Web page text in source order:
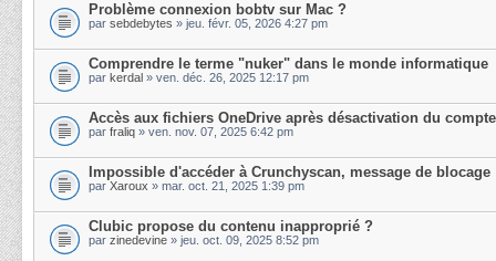
Problème connexion bobtv sur Mac ?
par sebdebytes » jeu. févr. 05, 2026 4:27 pm
Comprendre le terme "nuker" dans le monde informatique
par kerdal » ven. déc. 26, 2025 12:17 pm
Accès aux fichiers OneDrive après désactivation du compte
par fraliq » ven. nov. 07, 2025 6:42 pm
Impossible d'accéder à Crunchyscan, message de blocage
par Xaroux » mar. oct. 21, 2025 1:39 pm
Clubic propose du contenu inapproprié ?
par zinedevine » jeu. oct. 09, 2025 8:52 pm